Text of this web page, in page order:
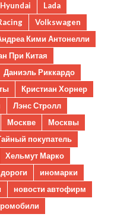
Hyundai
Lada
Volkswagen
Кими Антонелли
При Китая
Даниэль Риккардо
Кристиан Хорнер
Лэнс Стролл
Москве
Москвы
покупатель
Хельмут Марко
дороги
иномарки
новости автофирм